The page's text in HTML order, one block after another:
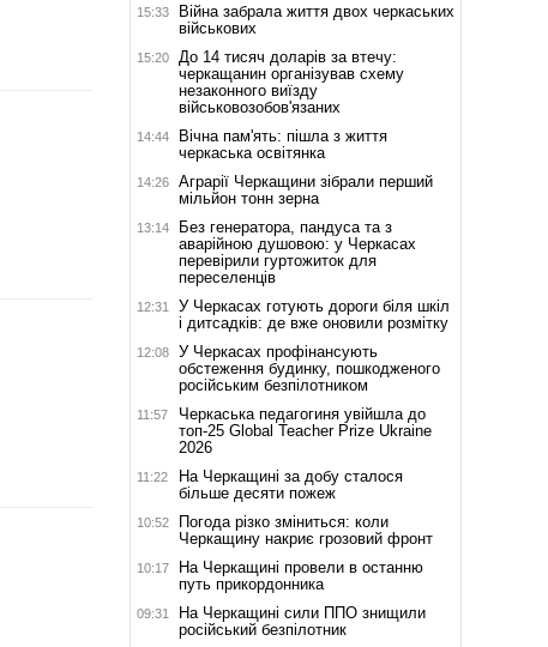
15:33
Війна забрала життя двох черкаських
військових
15:20
До 14 тисяч доларів за втечу:
черкащанин організував схему
незаконного виїзду
військовозобов'язаних
14:44
Вічна пам'ять: пішла з життя
черкаська освітянка
14:26
Аграрії Черкащини зібрали перший
мільйон тонн зерна
13:14
Без генератора, пандуса та з
аварійною душовою: у Черкасах
перевірили гуртожиток для
переселенців
12:31
У Черкасах готують дороги біля шкіл
і дитсадків: де вже оновили розмітку
12:08
У Черкасах профінансують
обстеження будинку, пошкодженого
російським безпілотником
11:57
Черкаська педагогиня увійшла до
топ-25 Global Teacher Prize Ukraine
2026
11:22
На Черкащині за добу сталося
більше десяти пожеж
10:52
Погода різко зміниться: коли
Черкащину накриє грозовий фронт
10:17
На Черкащині провели в останню
путь прикордонника
09:31
На Черкащині сили ППО знищили
російський безпілотник